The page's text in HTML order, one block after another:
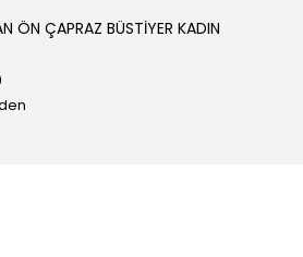
ÖN ÇAPRAZ BÜSTİYER KADIN